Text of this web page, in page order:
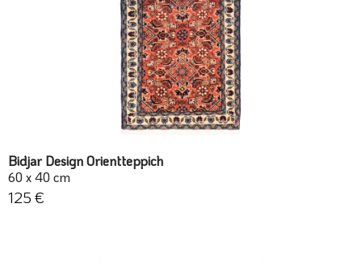
Bidjar Design Orientteppich
60 x 40 cm
125 €